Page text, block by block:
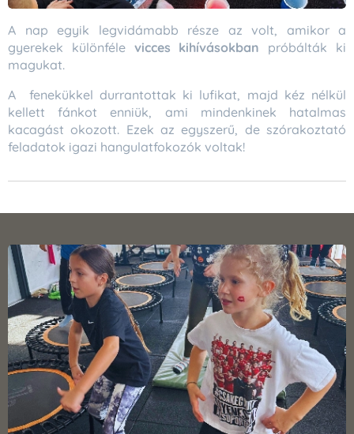
A nap egyik legvidámabb része az volt, amikor a
gyerekek különféle vicces kihívásokban próbálták ki
magukat.
A fenekükkel durrantottak ki lufikat, majd kéz nélkül
kellett fánkot enniük, ami mindenkinek hatalmas
kacagást okozott. Ezek az egyszerű, de szórakoztató
feladatok igazi hangulatfokozók voltak!